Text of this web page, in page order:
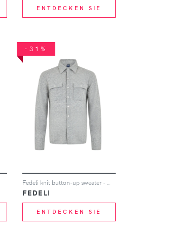
ENTDECKEN SIE
-31%
FEDELI
ENTDECKEN SIE